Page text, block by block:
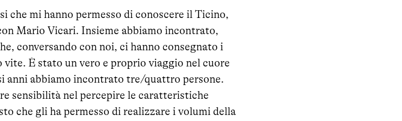
che mi hanno permesso di conoscere il Ticino,
Mario Vicari. Insieme abbiamo incontrato,
conversando con noi, ci hanno consegnato i
È stato un vero e proprio viaggio nel cuore
anni abbiamo incontrato tre/quattro persone.
sensibilità nel percepire le caratteristiche
che gli ha permesso di realizzare i volumi della